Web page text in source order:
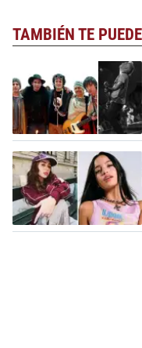
TAMBIÉN TE